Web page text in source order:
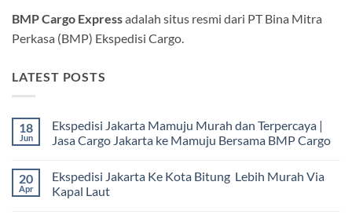
BMP Cargo Expressadalah situs resmi dari PT Bina Mitra
Perkasa (BMP) Ekspedisi Cargo.
LATEST POSTS
18
Jun
Ekspedisi Jakarta Mamuju Murah dan Terpercaya |
Jasa Cargo Jakarta ke Mamuju Bersama BMP Cargo
komentar
pada
Ekspedisi
20
Apr
Ekspedisi Jakarta Ke Kota Bitung Lebih Murah Via
Kapal Laut